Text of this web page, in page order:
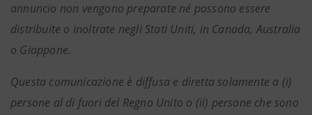
annuncio non vengono preparate né possono essere
distribuite o inoltrate negli Stati Uniti, in Canada, Australia
o Giappone.
Questa comunicazione è diffusa e diretta solamente a (i)
persone al di fuori del Regno Unito o (ii) persone che sono